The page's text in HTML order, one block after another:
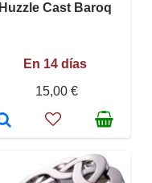
Huzzle Cast Baroq
En 14 días
15,00 €